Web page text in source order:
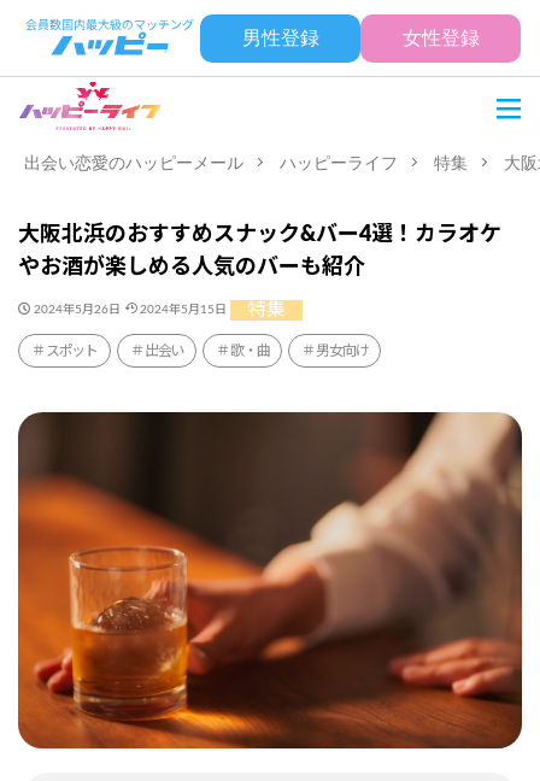
男性登録 女性登録
出会い恋愛のハッピーメール ハッピーライフ 特集 大
大阪北浜のおすすめスナック&バー4選！カラオケ
やお酒が楽しめる人気のバーも紹介
2024年5月26日 2024年5月15日 特集
スポット 出会い 歌・曲 男女向け